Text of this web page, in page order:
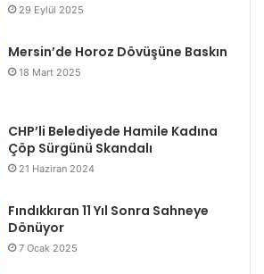
29 Eylül 2025
Mersin’de Horoz Dövüşüne Baskın
18 Mart 2025
CHP’li Belediyede Hamile Kadına
Çöp Sürgünü Skandalı
21 Haziran 2024
Fındıkkıran 11 Yıl Sonra Sahneye
Dönüyor
7 Ocak 2025